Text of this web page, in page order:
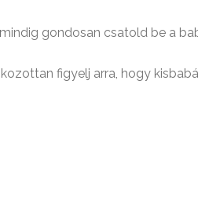
gondosan csatold be a
figyelj arra, hogy